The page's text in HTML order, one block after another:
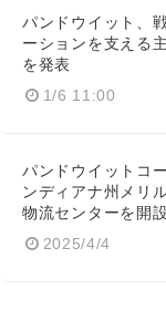
パンドウイット、
ーションを支える
を発表
1/6 11:00
パンドウイットコ
ンディアナ州メリ
物流センターを開設
2025/4/4